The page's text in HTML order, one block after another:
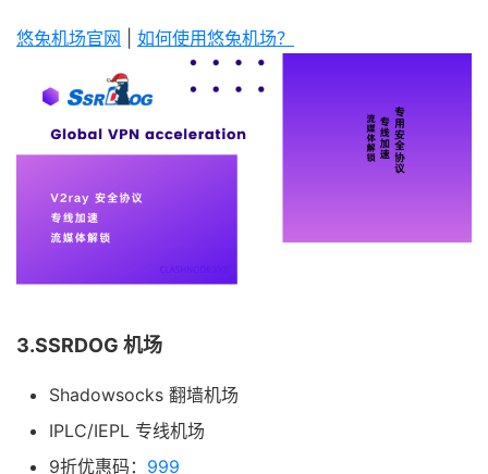
悠兔机场官网 如何使用悠兔机场？
3.SSRDOG 机场
Shadowsocks 翻墙机场
IPLC/IEPL 专线机场
9折优惠码： 999